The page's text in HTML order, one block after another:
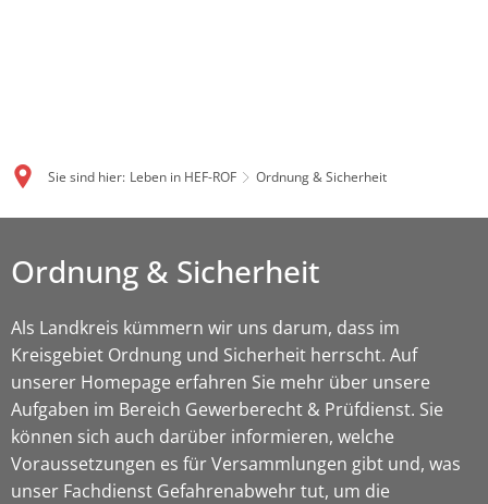
Sie sind hier: Leben in HEF-ROF Ordnung & Sicherheit
Ordnung & Sicherheit
Als Landkreis kümmern wir uns darum, dass im
Kreisgebiet Ordnung und Sicherheit herrscht. Auf
unserer Homepage erfahren Sie mehr über unsere
Aufgaben im Bereich Gewerberecht & Prüfdienst. Sie
können sich auch darüber informieren, welche
Voraussetzungen es für Versammlungen gibt und, was
unser Fachdienst Gefahrenabwehr tut, um die